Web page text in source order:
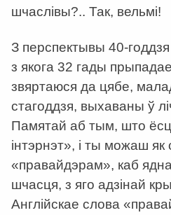
шчаслівы?.. Так, вельмі!
З перспектывы 40-
з якога 32 гады
звяртаюся да цябе,
стагоддзя, выхаваны ў
Памятай аб тым, што
інтэрнэт», і ты можаш як
«правайдэрам», каб
шчасця, з яго адзінай
Англійскае слова